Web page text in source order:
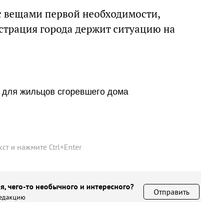
вещами первой необходимости,
города держит ситуацию на
жильцов сгоревшего дома
и нажмите Ctrl+Enter
чего-то необычного и интересного?
Отправить